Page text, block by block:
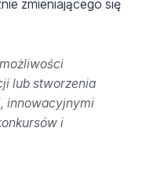
zmieniającego się
lub stworzenia
innowacyjnymi
i